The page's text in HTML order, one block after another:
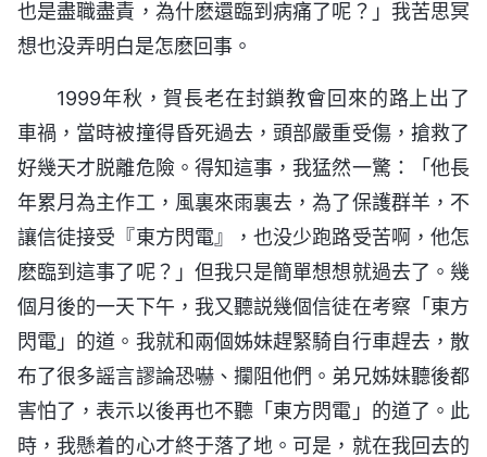
也是盡職盡責，為什麽還臨到病痛了呢？」我苦思冥
想也没弄明白是怎麽回事。
1999年秋，賀長老在封鎖教會回來的路上出了
車禍，當時被撞得昏死過去，頭部嚴重受傷，搶救了
好幾天才脱離危險。得知這事，我猛然一驚：「他長
年累月為主作工，風裏來雨裏去，為了保護群羊，不
讓信徒接受『東方閃電』，也没少跑路受苦啊，他怎
麽臨到這事了呢？」但我只是簡單想想就過去了。幾
個月後的一天下午，我又聽説幾個信徒在考察「東方
閃電」的道。我就和兩個姊妹趕緊騎自行車趕去，散
布了很多謡言謬論恐嚇、攔阻他們。弟兄姊妹聽後都
害怕了，表示以後再也不聽「東方閃電」的道了。此
時，我懸着的心才終于落了地。可是，就在我回去的